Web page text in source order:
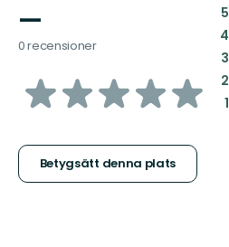
—
0 recensioner
av
stjärnor
Betygsätt denna plats
5:
4:
3:
2:
1: